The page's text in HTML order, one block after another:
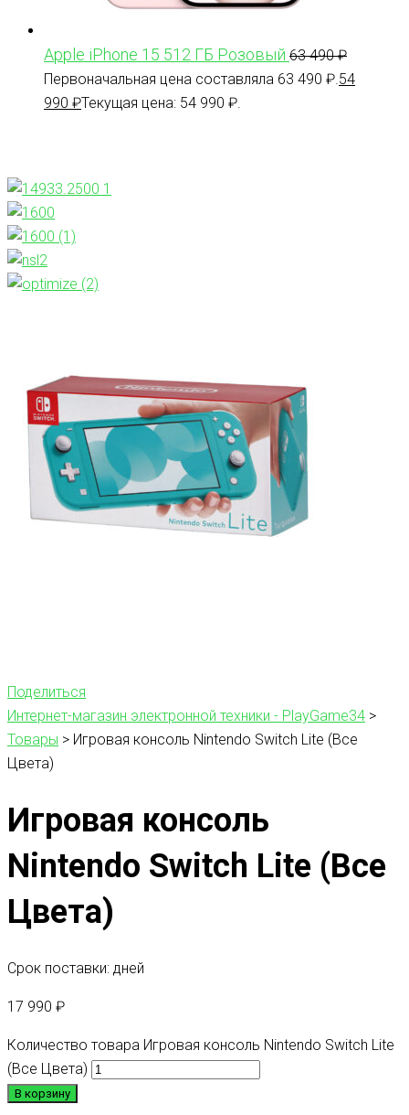
Apple iPhone 15 512 ГБ Розовый 63 490₽
Первоначальная цена составляла 63 490 ₽. 54
990 ₽Текущая цена: 54 990 ₽.
Поделиться
Интернет-магазин электронной техники - PlayGame34 >
Товары > Игровая консоль Nintendo Switch Lite (Все
Цвета)
Игровая консоль
Nintendo Switch Lite (Все
Цвета)
Срок поставки: дней
17 990 ₽
Количество товара Игровая консоль Nintendo Switch Lite
(Все Цвета)
В корзину